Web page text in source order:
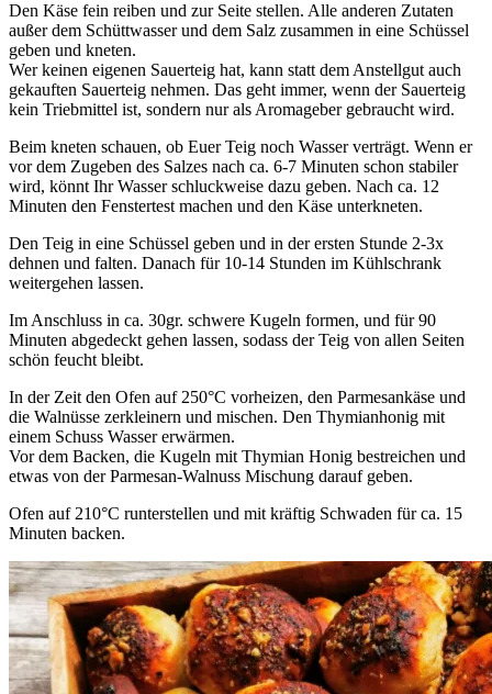
Den Käse fein reiben und zur Seite stellen. Alle anderen Zutaten
außer dem Schüttwasser und dem Salz zusammen in eine Schüssel
geben und kneten.
Wer keinen eigenen Sauerteig hat, kann statt dem Anstellgut auch
gekauften Sauerteig nehmen. Das geht immer, wenn der Sauerteig
kein Triebmittel ist, sondern nur als Aromageber gebraucht wird.
Beim kneten schauen, ob Euer Teig noch Wasser verträgt. Wenn er
vor dem Zugeben des Salzes nach ca. 6-7 Minuten schon stabiler
wird, könnt Ihr Wasser schluckweise dazu geben. Nach ca. 12
Minuten den Fenstertest machen und den Käse unterkneten.
Den Teig in eine Schüssel geben und in der ersten Stunde 2-3x
dehnen und falten. Danach für 10-14 Stunden im Kühlschrank
weitergehen lassen.
Im Anschluss in ca. 30gr. schwere Kugeln formen, und für 90
Minuten abgedeckt gehen lassen, sodass der Teig von allen Seiten
schön feucht bleibt.
In der Zeit den Ofen auf 250°C vorheizen, den Parmesankäse und
die Walnüsse zerkleinern und mischen. Den Thymianhonig mit
einem Schuss Wasser erwärmen.
Vor dem Backen, die Kugeln mit Thymian Honig bestreichen und
etwas von der Parmesan-Walnuss Mischung darauf geben.
Ofen auf 210°C runterstellen und mit kräftig Schwaden für ca. 15
Minuten backen.